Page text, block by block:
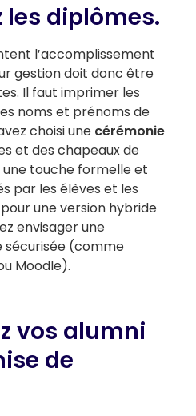
les diplômes.
l’accomplissement
gestion doit donc être
Il faut imprimer les
noms et prénoms de
choisi une cérémonie
et des chapeaux de
touche formelle et
par les élèves et les
une version hybride
envisager une
sécurisée (comme
Moodle).
vos alumni
de